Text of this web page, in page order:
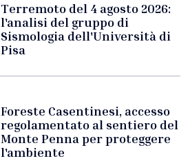
Terremoto del 4 agosto 2026:
l'analisi del gruppo di
Sismologia dell'Università di
Pisa
Foreste Casentinesi, accesso
regolamentato al sentiero del
Monte Penna per proteggere
l'ambiente